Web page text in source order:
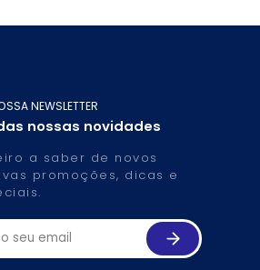
NEWSLETTER
nossas novidades
a saber de novos
promoções, dicas e